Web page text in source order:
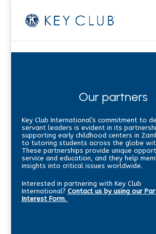
Our partners
Key Club International’s commitment to
servant leaders is evident in its
supporting early childhood centers in
to tutoring students across the globe
These partnerships provide unique
service and education, and they help
insights into critical issues worldwide.
Interested in partnering with Key Club
International? Contact us by using our
Interest Form.